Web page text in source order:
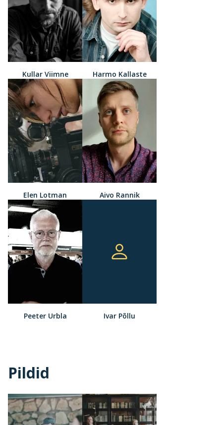
Kullar Viimne Harmo Kallaste
Elen Lotman Aivo Rannik
Peeter Urbla Ivar Põllu
Pildid